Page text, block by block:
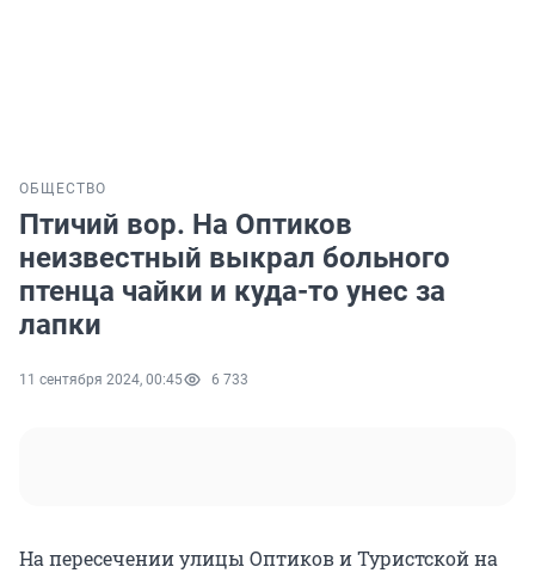
ОБЩЕСТВО
Птичий вор. На Оптиков
неизвестный выкрал больного
птенца чайки и куда-то унес за
лапки
11 сентября 2024, 00:45 6 733
На пересечении улицы Оптиков и Туристской на